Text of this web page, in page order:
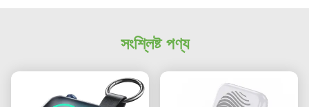
সংশ্লিষ্ট পণ্য